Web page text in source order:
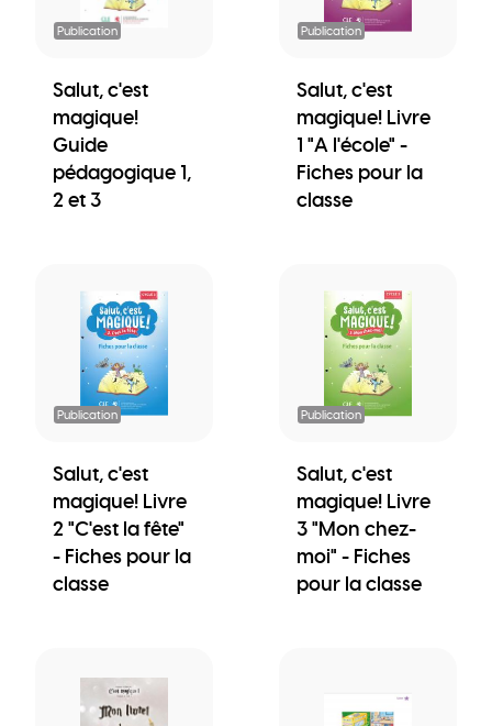
Publication
Salut, c'est
magique!
Guide
pédagogique 1,
2 et 3
Publication
Salut, c'est
magique! Livre
1 "A l'école" -
Fiches pour la
classe
Publication
Salut, c'est
magique! Livre
2 "C'est la fête"
- Fiches pour la
classe
Publication
Salut, c'est
magique! Livre
3 "Mon chez-
moi" - Fiches
pour la classe